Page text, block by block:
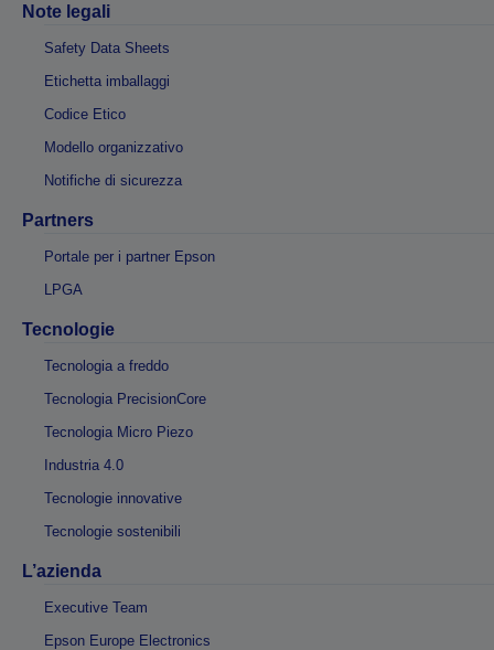
Note legali
Safety Data Sheets
Etichetta imballaggi
Codice Etico
Modello organizzativo
Notifiche di sicurezza
Partners
Portale per i partner Epson
LPGA
Tecnologie
Tecnologia a freddo
Tecnologia PrecisionCore
Tecnologia Micro Piezo
Industria 4.0
Tecnologie innovative
Tecnologie sostenibili
L’azienda
Executive Team
Epson Europe Electronics